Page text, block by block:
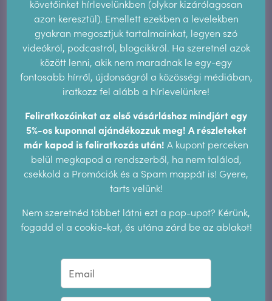
önmagadhoz
2025.10.28.
Archívum
2026. június 2025. december 2025. október
2025. január 2024. szeptember 2024. július
2024. április 2023. november 2023. június
2023. április 2023. február
2023. január 2022. december 2022. november
2022. május
2022. február 2022. január 2021. december
követőinket hírlevelünkben (olykor kizárólagosan
azon keresztül). Emellett ezekben a levelekben
gyakran megosztjuk tartalmainkat, legyen szó
videókról, podcastról, blogcikkről. Ha szeretnél azok
között lenni, akik nem maradnak le egy-egy
fontosabb hírről, újdonságról a közösségi médiában,
iratkozz fel alább a hírlevelünkre!
Feliratkozóinkat az első vásárláshoz mindjárt egy
5%-os kuponnal ajándékozzuk meg! A részleteket
már kapod is feliratkozás után! A kupont perceken
belül megkapod a rendszerből, ha nem találod,
csekkold a Promóciók és a Spam mappát is! Gyere,
tarts velünk!
Nem szeretnéd többet látni ezt a pop-upot? Kérünk,
fogadd el a cookie-kat, és utána zárd be az ablakot!